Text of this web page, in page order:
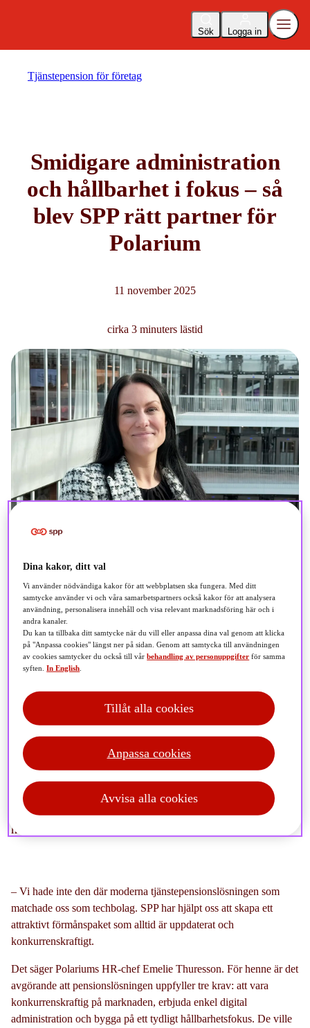
Sök Logga in
Tjänstepension för företag
Smidigare administration
och hållbarhet i fokus – så
blev SPP rätt partner för
Polarium
11 november 2025
cirka 3 minuters lästid
När greentechbolaget Polarium skulle utveckla sitt
förmånspaket stod pensionslösningen högt på agendan.
Kraven var tydliga: konkurrenskraft, enkel
administration och en stark koppling till hållbarhet. Med
SPP som partner har HR-chefen Emelie Thuresson hittat
en lösning som möter både företagets och medarbetarnas
höga förväntningar.
– Vi hade inte den där moderna tjänstepensionslösningen som
matchade oss som techbolag. SPP har hjälpt oss att skapa ett
attraktivt förmånspaket som alltid är uppdaterat och
konkurrenskraftigt.
Det säger Polariums HR-chef Emelie Thuresson. För henne är det
avgörande att pensionslösningen uppfyller tre krav: att vara
konkurrenskraftig på marknaden, erbjuda enkel digital
administration och bygga på ett tydligt hållbarhetsfokus. De ville
Dina kakor, ditt val
Vi använder nödvändiga kakor för att webbplatsen ska fungera. Med ditt
samtycke använder vi och våra samarbetspartners också kakor för att analysera
användning, personalisera innehåll och visa relevant marknadsföring här och i
andra kanaler.
Du kan ta tillbaka ditt samtycke när du vill eller anpassa dina val genom att klicka
på "Anpassa cookies" längst ner på sidan. Genom att samtycka till användningen
av cookies samtycker du också till vårbehandling av personuppgifter för samma
syften.In English
Anpassa cookies
Avvisa alla cookies
Tillåt alla cookies